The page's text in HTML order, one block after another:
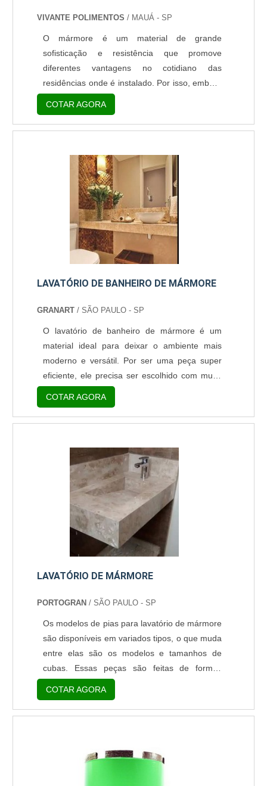
VIVANTE POLIMENTOS / MAUÁ - SP
O mármore é um material de grande
sofisticação e resistência que promove
diferentes vantagens no cotidiano das
residências onde é instalado. Por isso, embora
o preço de pia de mármore, por vezes, seja de
alto valor de investimento, possui uma ótima
relação custo-benefício, uma vez que oferece
Benefícios adquiridos ao comprar o produto
Sofisticação do ambiente; Aprimoração da
decoração; Valorização do imóvel; ....
COTAR AGORA
LAVATÓRIO DE BANHEIRO DE MÁRMORE
GRANART / SÃO PAULO - SP
O lavatório de banheiro de mármore é um
material ideal para deixar o ambiente mais
moderno e versátil. Por ser uma peça super
eficiente, ele precisa ser escolhido com muito
cuidado, porque, além de ser funcional, ele
ainda precisa harmonizar com o ambiente.
Neste caso, investir neste tipo de lavatório é
adequa perfeitamente aos mais variados
estilos. Qualificações presentes no material
Além de ser consider....
COTAR AGORA
LAVATÓRIO DE MÁRMORE
PORTOGRAN / SÃO PAULO - SP
Os modelos de pias para lavatório de mármore
são disponíveis em variados tipos, o que muda
entre elas são os modelos e tamanhos de
cubas. Essas peças são feitas de formas
distintas e possuem aplicações variadas. Os
três tipos mais utilizados e buscados pelos
compradores são: Pias de sobrepor; Pias
onde fica a louça que é apoiada sobre a
COTAR AGORA